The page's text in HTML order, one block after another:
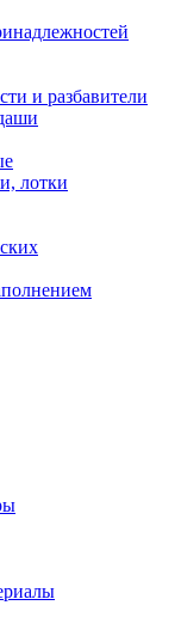
и разбавители
лотки